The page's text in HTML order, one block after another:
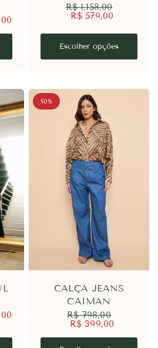
R$ 1.158,00
R$ 579,00
Escolher opções
50%
CALÇA JEANS
CAIMAN
R$ 798,00
R$ 399,00